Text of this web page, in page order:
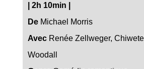
2h 10min
DeMichael Morris
AvecRenée Zellweger,
Woodall